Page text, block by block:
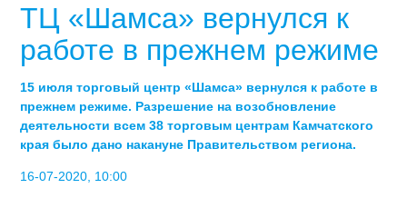
ТЦ «Шамса» вернулся к
работе в прежнем режиме
15 июля торговый центр «Шамса» вернулся к работе в
прежнем режиме. Разрешение на возобновление
деятельности всем 38 торговым центрам Камчатского
края было дано накануне Правительством региона.
16-07-2020, 10:00